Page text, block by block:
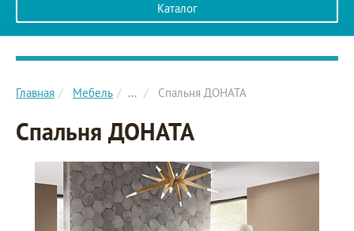
Каталог
Главное меню сайта
Главная Мебель ... Спальня ДОНАТА
Спальня ДОНАТА